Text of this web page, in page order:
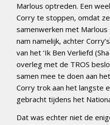
Marlous optreden. Een
Corry te stoppen, omdat
samenwerken met
nam namelijk, achter
van het ‘Ik Ben Verliefd
overleg met de TROS
samen mee te doen aan
Corry trok aan het langste
gebracht tijdens het
Dat was echter niet de